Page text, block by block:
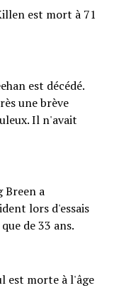
est mort à 71
est décédé.
une brève
Il n'avait
Breen a
lors d'essais
de 33 ans.
est morte à l'âge